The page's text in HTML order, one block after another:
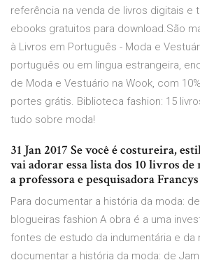
referência na venda de livros digitais e
ebooks gratuitos para download.São
à Livros em Português - Moda e
português ou em língua estrangeira,
de Moda e Vestuário na Wook, com
portes grátis. Biblioteca fashion: 15
tudo sobre moda!
31 Jan 2017 Se você é costureira,
vai adorar essa lista dos 10 livros de
a professora e pesquisadora Francys
Para documentar a história da moda:
blogueiras fashion A obra é a uma
fontes de estudo da indumentária e da
documentar a história da moda: de